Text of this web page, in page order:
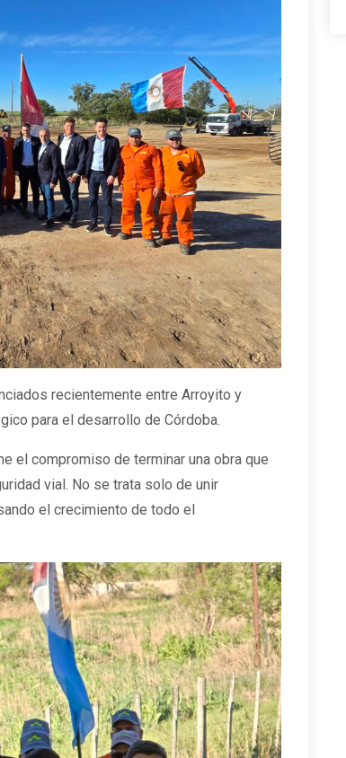
recientemente entre Arroyito y
para el desarrollo de Córdoba.
el compromiso de terminar una obra que
vial. No se trata solo de unir
el crecimiento de todo el